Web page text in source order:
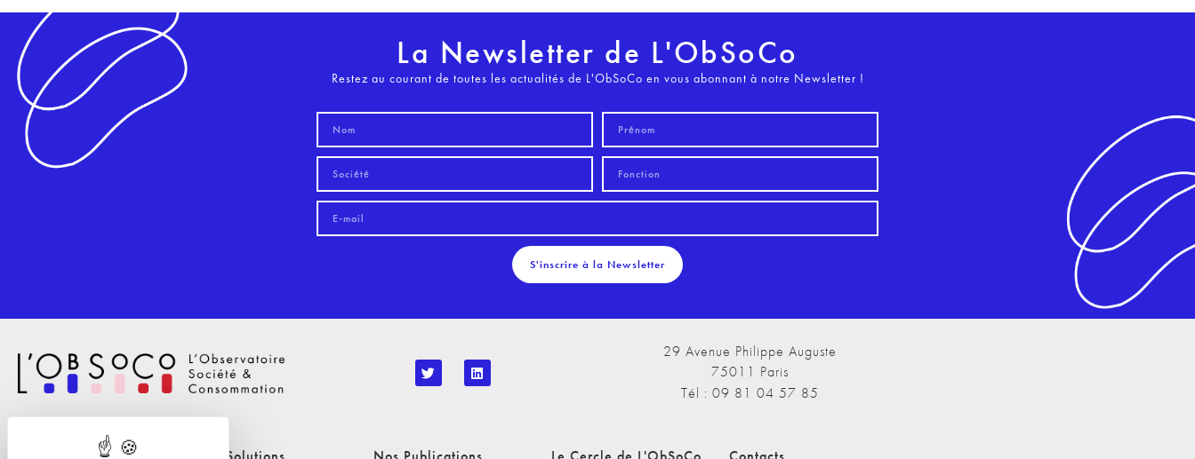
La Newsletter de L'ObSoCo
Restez au courant de toutes les actualités de L'ObSoCo en vous abonnant à notre Newsletter !
S'inscrire à la Newsletter
29 Avenue Philippe Auguste
75011 Paris
Tél : 09 81 04 57 85